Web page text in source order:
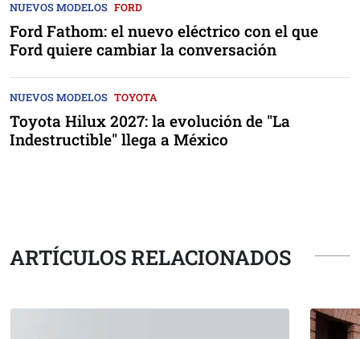
NUEVOS MODELOS FORD
Ford Fathom: el nuevo eléctrico con el que
Ford quiere cambiar la conversación
NUEVOS MODELOS TOYOTA
Toyota Hilux 2027: la evolución de "La
Indestructible" llega a México
ARTÍCULOS RELACIONADOS